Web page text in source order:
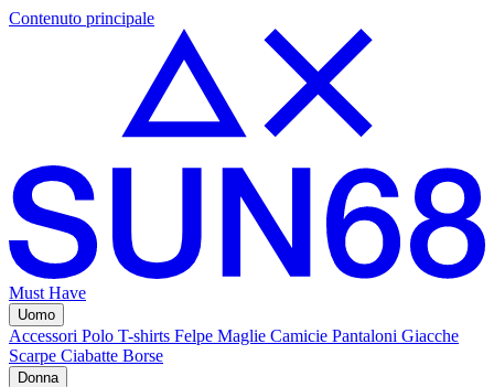
Contenuto principale
Must Have
Uomo
Accessori Polo T-shirts Felpe Maglie Camicie Pantaloni Giacche
Scarpe Ciabatte Borse
Donna